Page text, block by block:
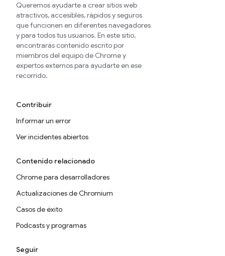
Queremos ayudarte a crear sitios web
atractivos, accesibles, rápidos y seguros
que funcionen en diferentes navegadores
y para todos tus usuarios. En este sitio,
encontrarás contenido escrito por
miembros del equipo de Chrome y
expertos externos para ayudarte en ese
recorrido.
Contribuir
Informar un error
Ver incidentes abiertos
Contenido relacionado
Chrome para desarrolladores
Actualizaciones de Chromium
Casos de éxito
Podcasts y programas
Seguir